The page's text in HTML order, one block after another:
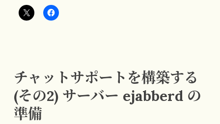
チャットサポートを構築する
(その2) サーバー ejabberd の
準備